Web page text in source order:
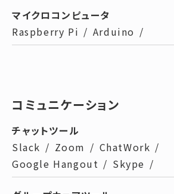
マイクロコンピュータ
Raspberry Pi / Arduino /
コミュニケーション
チャットツール
Slack / Zoom / ChatWork /
Google Hangout / Skype /